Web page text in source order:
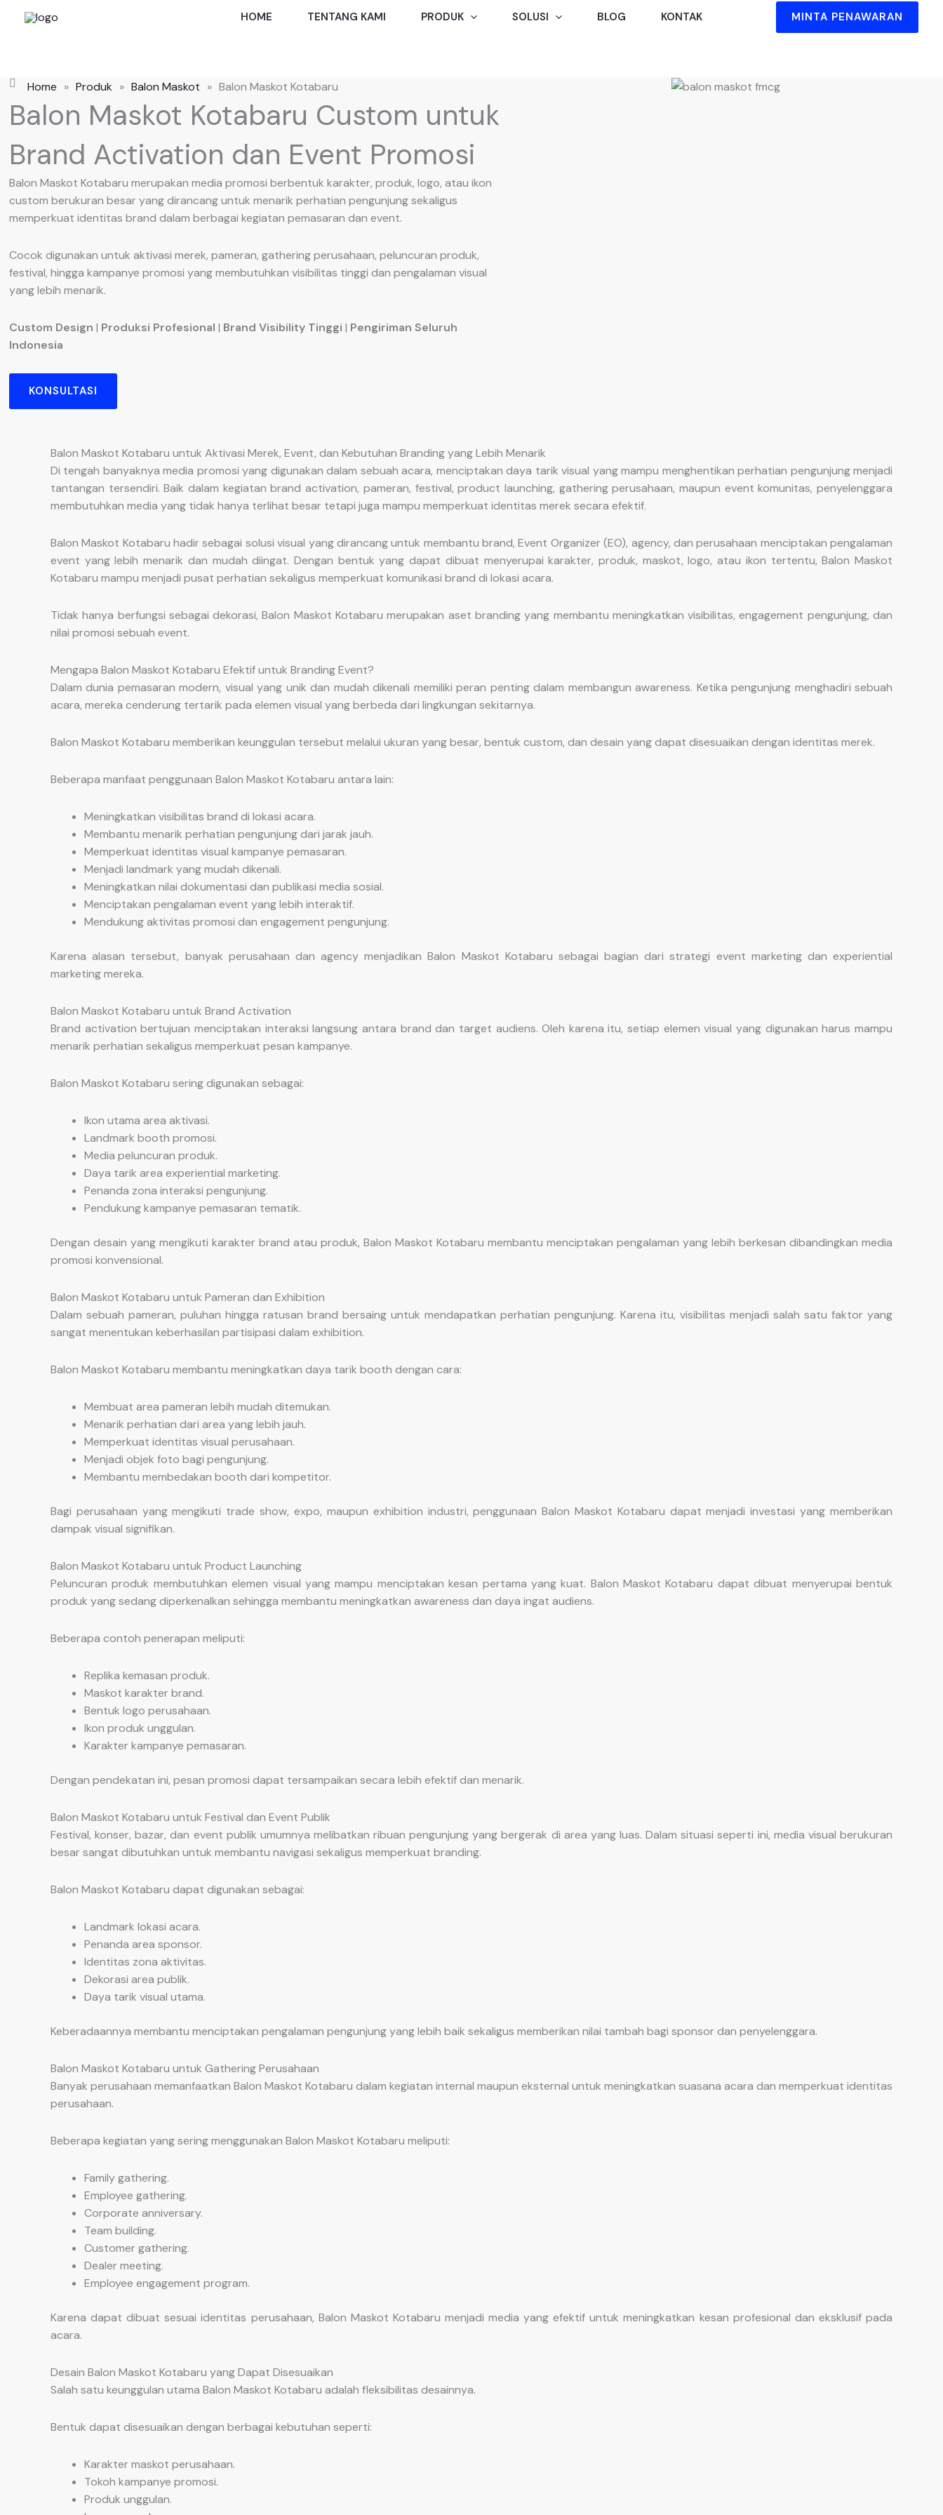
HOME TENTANG KAMI PRODUK SOLUSI BLOG KONTAK MINTA PENAWARAN
Home » Produk » Balon Maskot » Balon Maskot Kotabaru
Balon Maskot Kotabaru Custom untuk
Brand Activation dan Event Promosi
Balon Maskot Kotabaru merupakan media promosi berbentuk karakter, produk, logo, atau ikon
custom berukuran besar yang dirancang untuk menarik perhatian pengunjung sekaligus
memperkuat identitas brand dalam berbagai kegiatan pemasaran dan event.
Cocok digunakan untuk aktivasi merek, pameran, gathering perusahaan, peluncuran produk,
festival, hingga kampanye promosi yang membutuhkan visibilitas tinggi dan pengalaman visual
yang lebih menarik.
Custom Design | Produksi Profesional | Brand Visibility Tinggi | Pengiriman Seluruh
Indonesia
KONSULTASI
Balon Maskot Kotabaru untuk Aktivasi Merek, Event, dan Kebutuhan Branding yang Lebih Menarik
Di tengah banyaknya media promosi yang digunakan dalam sebuah acara, menciptakan daya tarik visual yang mampu menghentikan perhatian pengunjung menjadi
tantangan tersendiri. Baik dalam kegiatan brand activation, pameran, festival, product launching, gathering perusahaan, maupun event komunitas, penyelenggara
membutuhkan media yang tidak hanya terlihat besar tetapi juga mampu memperkuat identitas merek secara efektif.
Balon Maskot Kotabaru hadir sebagai solusi visual yang dirancang untuk membantu brand, Event Organizer (EO), agency, dan perusahaan menciptakan pengalaman
event yang lebih menarik dan mudah diingat. Dengan bentuk yang dapat dibuat menyerupai karakter, produk, maskot, logo, atau ikon tertentu, Balon Maskot
Kotabaru mampu menjadi pusat perhatian sekaligus memperkuat komunikasi brand di lokasi acara.
Tidak hanya berfungsi sebagai dekorasi, Balon Maskot Kotabaru merupakan aset branding yang membantu meningkatkan visibilitas, engagement pengunjung, dan
nilai promosi sebuah event.
Mengapa Balon Maskot Kotabaru Efektif untuk Branding Event?
Dalam dunia pemasaran modern, visual yang unik dan mudah dikenali memiliki peran penting dalam membangun awareness. Ketika pengunjung menghadiri sebuah
acara, mereka cenderung tertarik pada elemen visual yang berbeda dari lingkungan sekitarnya.
Balon Maskot Kotabaru memberikan keunggulan tersebut melalui ukuran yang besar, bentuk custom, dan desain yang dapat disesuaikan dengan identitas merek.
Beberapa manfaat penggunaan Balon Maskot Kotabaru antara lain:
Meningkatkan visibilitas brand di lokasi acara.
Membantu menarik perhatian pengunjung dari jarak jauh.
Memperkuat identitas visual kampanye pemasaran.
Menjadi landmark yang mudah dikenali.
Meningkatkan nilai dokumentasi dan publikasi media sosial.
Menciptakan pengalaman event yang lebih interaktif.
Mendukung aktivitas promosi dan engagement pengunjung.
Karena alasan tersebut, banyak perusahaan dan agency menjadikan Balon Maskot Kotabaru sebagai bagian dari strategi event marketing dan experiential
marketing mereka.
Balon Maskot Kotabaru untuk Brand Activation
Brand activation bertujuan menciptakan interaksi langsung antara brand dan target audiens. Oleh karena itu, setiap elemen visual yang digunakan harus mampu
menarik perhatian sekaligus memperkuat pesan kampanye.
Balon Maskot Kotabaru sering digunakan sebagai:
Ikon utama area aktivasi.
Landmark booth promosi.
Media peluncuran produk.
Daya tarik area experiential marketing.
Penanda zona interaksi pengunjung.
Pendukung kampanye pemasaran tematik.
Dengan desain yang mengikuti karakter brand atau produk, Balon Maskot Kotabaru membantu menciptakan pengalaman yang lebih berkesan dibandingkan media
promosi konvensional.
Balon Maskot Kotabaru untuk Pameran dan Exhibition
Dalam sebuah pameran, puluhan hingga ratusan brand bersaing untuk mendapatkan perhatian pengunjung. Karena itu, visibilitas menjadi salah satu faktor yang
sangat menentukan keberhasilan partisipasi dalam exhibition.
Balon Maskot Kotabaru membantu meningkatkan daya tarik booth dengan cara:
Membuat area pameran lebih mudah ditemukan.
Menarik perhatian dari area yang lebih jauh.
Memperkuat identitas visual perusahaan.
Menjadi objek foto bagi pengunjung.
Membantu membedakan booth dari kompetitor.
Bagi perusahaan yang mengikuti trade show, expo, maupun exhibition industri, penggunaan Balon Maskot Kotabaru dapat menjadi investasi yang memberikan
dampak visual signifikan.
Balon Maskot Kotabaru untuk Product Launching
Peluncuran produk membutuhkan elemen visual yang mampu menciptakan kesan pertama yang kuat. Balon Maskot Kotabaru dapat dibuat menyerupai bentuk
produk yang sedang diperkenalkan sehingga membantu meningkatkan awareness dan daya ingat audiens.
Beberapa contoh penerapan meliputi:
Replika kemasan produk.
Maskot karakter brand.
Bentuk logo perusahaan.
Ikon produk unggulan.
Karakter kampanye pemasaran.
Dengan pendekatan ini, pesan promosi dapat tersampaikan secara lebih efektif dan menarik.
Balon Maskot Kotabaru untuk Festival dan Event Publik
Festival, konser, bazar, dan event publik umumnya melibatkan ribuan pengunjung yang bergerak di area yang luas. Dalam situasi seperti ini, media visual berukuran
besar sangat dibutuhkan untuk membantu navigasi sekaligus memperkuat branding.
Balon Maskot Kotabaru dapat digunakan sebagai:
Landmark lokasi acara.
Penanda area sponsor.
Identitas zona aktivitas.
Dekorasi area publik.
Daya tarik visual utama.
Keberadaannya membantu menciptakan pengalaman pengunjung yang lebih baik sekaligus memberikan nilai tambah bagi sponsor dan penyelenggara.
Balon Maskot Kotabaru untuk Gathering Perusahaan
Banyak perusahaan memanfaatkan Balon Maskot Kotabaru dalam kegiatan internal maupun eksternal untuk meningkatkan suasana acara dan memperkuat identitas
perusahaan.
Beberapa kegiatan yang sering menggunakan Balon Maskot Kotabaru meliputi:
Family gathering.
Employee gathering.
Corporate anniversary.
Team building.
Customer gathering.
Dealer meeting.
Employee engagement program.
Karena dapat dibuat sesuai identitas perusahaan, Balon Maskot Kotabaru menjadi media yang efektif untuk meningkatkan kesan profesional dan eksklusif pada
acara.
Desain Balon Maskot Kotabaru yang Dapat Disesuaikan
Salah satu keunggulan utama Balon Maskot Kotabaru adalah fleksibilitas desainnya.
Bentuk dapat disesuaikan dengan berbagai kebutuhan seperti:
Karakter maskot perusahaan.
Tokoh kampanye promosi.
Produk unggulan.